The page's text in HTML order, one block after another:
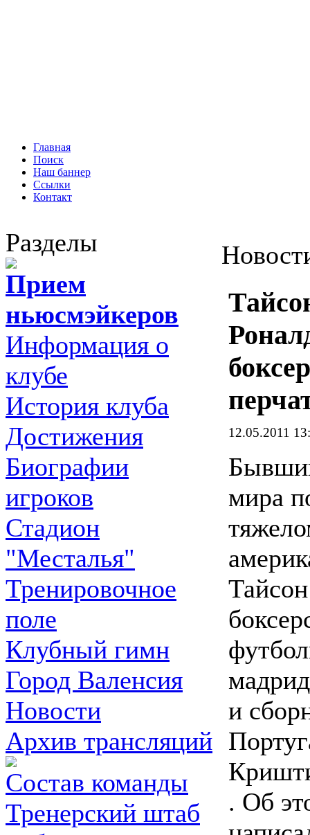
Главная
Поиск
Наш баннер
Ссылки
Контакт
Разделы
Прием
ньюсмэйкеров
Информация о
клубе
История клуба
Достижения
Биографии
игроков
Стадион
"Месталья"
Тренировочное
поле
Клубный гимн
Город Валенсия
Новости
Архив трансляций
Состав команды
Тренерский штаб
12.05.2011
мира
и
. Об